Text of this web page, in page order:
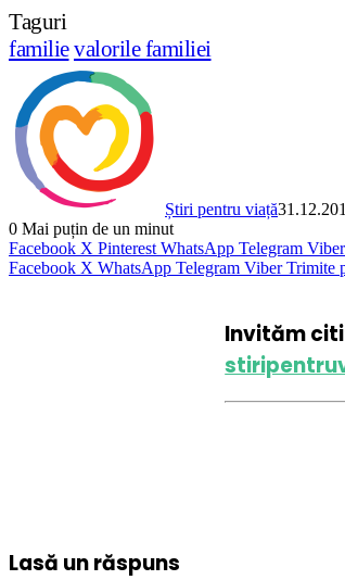
Taguri
familievalorile familiei
Știri pentru viață
0 Mai puțin de un minut
Facebook X Pinterest WhatsApp Telegram Viber
Facebook X WhatsApp Telegram Viber Trimite
Invităm
Lasă un răspuns